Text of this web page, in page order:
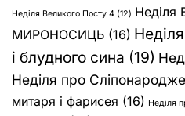
Неділя Великого Посту 4 (12) Неділя
МИРОНОСИЦЬ (16)
і блудного сина (19)
Неділя про
митаря і фарисея (16) Неділя